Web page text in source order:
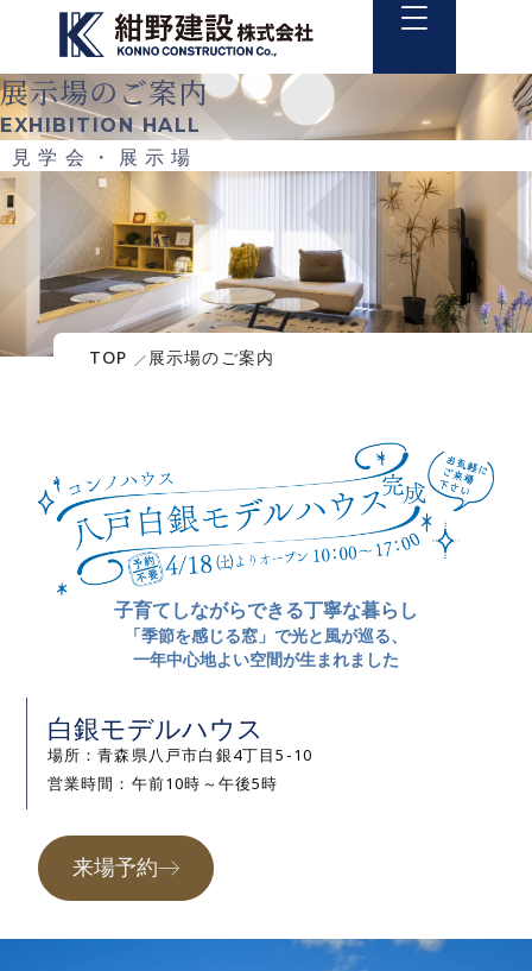
展示場のご案内
EXHIBITION HALL
見学会・展示場
TOP 展示場のご案内
子育てしながらできる丁寧な暮らし
「季節を感じる窓」で光と風が巡る、
一年中心地よい空間が生まれました
白銀モデルハウス
場所：青森県八戸市白銀4丁目5-10
営業時間：午前10時～午後5時
来場予約